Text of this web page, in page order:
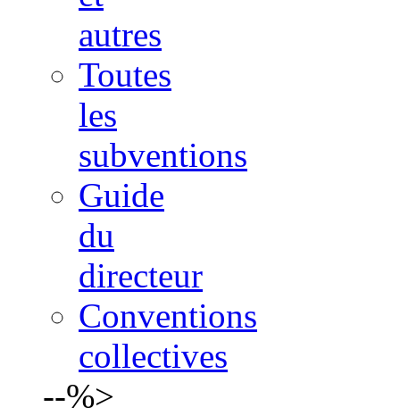
autres
Toutes
les
subventions
Guide
du
directeur
Conventions
collectives
--%>